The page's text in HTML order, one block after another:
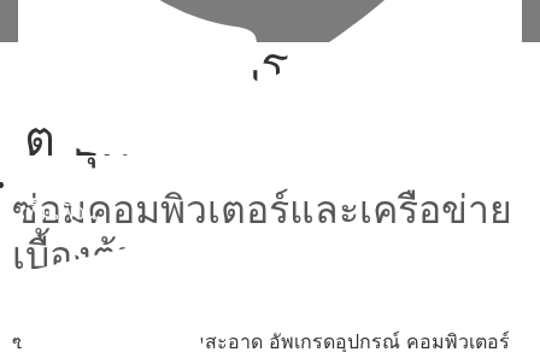
เพิ่มเพื่อน
ลง วินโดว์ 11 โน๊
ต บุ๊ค
ซ่อมคอมพิวเตอร์และเครือข่าย
เบื้องต้น
ซ่อม ประกอบ ทำความสะอาด อัพเกรดอุปกรณ์ คอมพิวเตอร์